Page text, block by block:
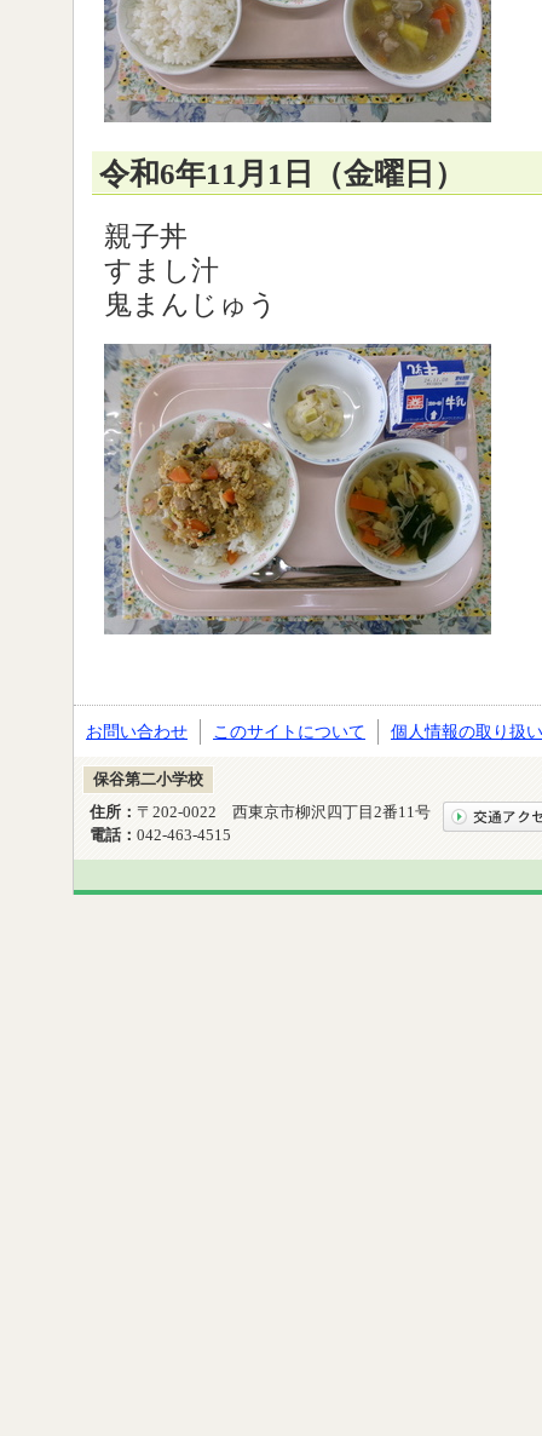
令和6年11月1日（金曜日）
親子丼
すまし汁
鬼まんじゅう
お問い合わせ このサイトについて 個人情報の取り扱い
保谷第二小学校
住所： 〒202-0022 西東京市柳沢四丁目2番11号
電話： 042-463-4515